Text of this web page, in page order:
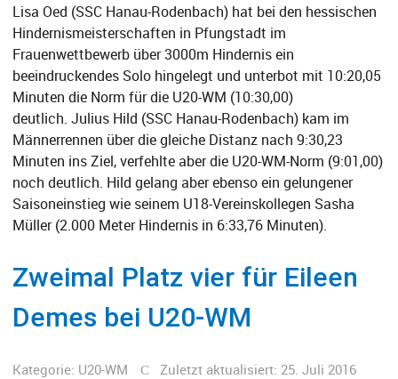
Lisa Oed (SSC Hanau-Rodenbach) hat bei den hessischen
Hindernismeisterschaften in Pfungstadt im
Frauenwettbewerb über 3000m Hindernis ein
beeindruckendes Solo hingelegt und unterbot mit 10:20,05
Minuten die Norm für die U20-WM (10:30,00)
deutlich. Julius Hild (SSC Hanau-Rodenbach) kam im
Männerrennen über die gleiche Distanz nach 9:30,23
Minuten ins Ziel, verfehlte aber die U20-WM-Norm (9:01,00)
noch deutlich. Hild gelang aber ebenso ein gelungener
Saisoneinstieg wie seinem U18-Vereinskollegen Sasha
Müller (2.000 Meter Hindernis in 6:33,76 Minuten).
Zweimal Platz vier für Eileen
Demes bei U20-WM
Kategorie: U20-WM
Zuletzt aktualisiert: 25. Juli 2016